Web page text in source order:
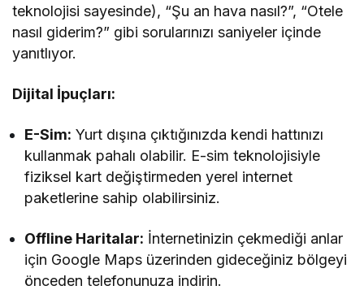
teknolojisi sayesinde), “Şu an hava nasıl?”, “Otele
nasıl giderim?” gibi sorularınızı saniyeler içinde
yanıtlıyor.
Dijital İpuçları:
E-Sim: Yurt dışına çıktığınızda kendi hattınızı
kullanmak pahalı olabilir. E-sim teknolojisiyle
fiziksel kart değiştirmeden yerel internet
paketlerine sahip olabilirsiniz.
Offline Haritalar: İnternetinizin çekmediği anlar
için Google Maps üzerinden gideceğiniz bölgeyi
önceden telefonunuza indirin.